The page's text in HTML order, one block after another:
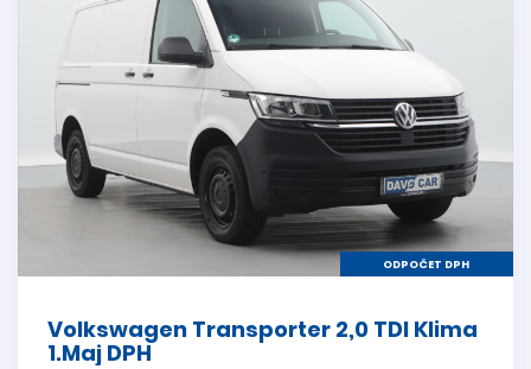
ODPOČET DPH
Volkswagen Transporter 2,0 TDI Klima
1.Maj DPH